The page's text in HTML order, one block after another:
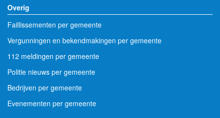
Overig
Faillissementen per gemeente
Vergunningen en bekendmakingen per gemeente
112 meldingen per gemeente
Politie nieuws per gemeente
Bedrijven per gemeente
Evenementen per gemeente